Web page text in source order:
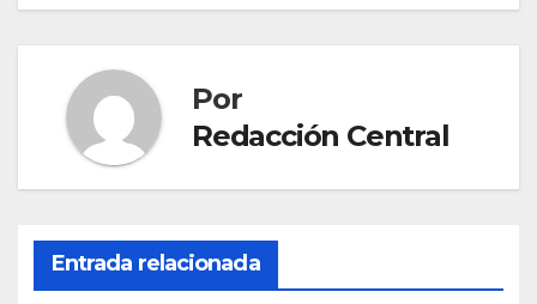
Por
Redacción Central
Entrada relacionada